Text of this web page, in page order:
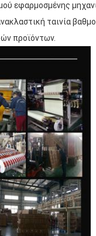
εφαρμοσμένης
ταινία
προϊόντων.